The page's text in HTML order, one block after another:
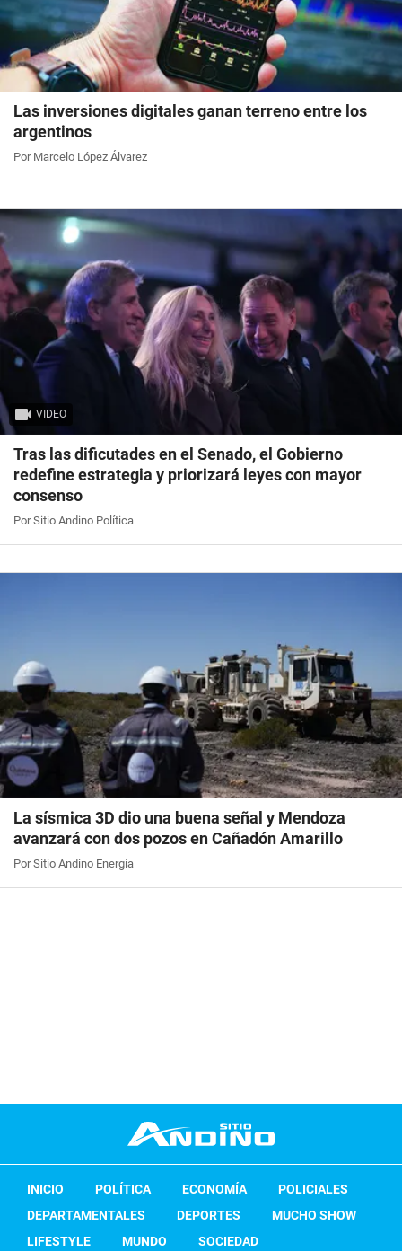
Las inversiones digitales ganan terreno entre los
argentinos
Por Marcelo López Álvarez
VIDEO
Tras las dificutades en el Senado, el Gobierno
redefine estrategia y priorizará leyes con mayor
consenso
Por Sitio Andino Política
La sísmica 3D dio una buena señal y Mendoza
avanzará con dos pozos en Cañadón Amarillo
Por Sitio Andino Energía
INICIO POLÍTICA ECONOMÍA
POLICIALES
DEPARTAMENTALES
DEPORTES
MUCHO SHOW
LIFESTYLE
MUNDO SOCIEDAD